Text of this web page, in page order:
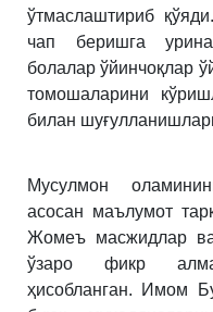
ўтмаслаштириб
чап беришга
болалар ўйинчоқлар
томошаларини
билан
Мусулмон
асосан маълумот
Жомеъ масжидлар
ўзаро фикр
ҳисобланган. Имом